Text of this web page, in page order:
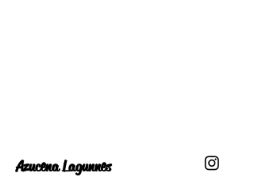
Azucena Lagunnes